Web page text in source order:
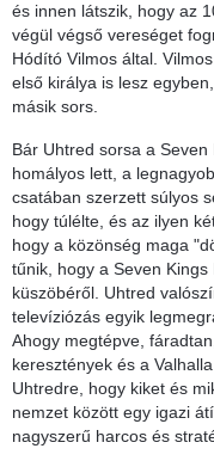
és innen látszik, hogy az
végül végső vereséget
Hódító Vilmos által.
első királya is lesz
másik sors.
Bár Uhtred sorsa a
homályos lett, a
csatában szerzett súlyos
hogy túlélte, és az ilyen
hogy a közönség maga
tűnik, hogy a Seven
küszöbéről. Uhtred
televíziózás egyik
Ahogy megtépve,
keresztények és a
Uhtredre, hogy kiket és
nemzet között egy igazi
nagyszerű harcos és